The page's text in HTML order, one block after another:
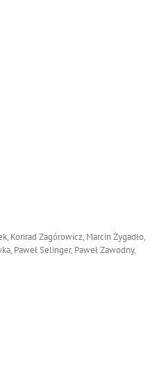
Konrad Zagórowicz, Marcin Żygadło,
Paweł Selinger, Paweł Zawodny,